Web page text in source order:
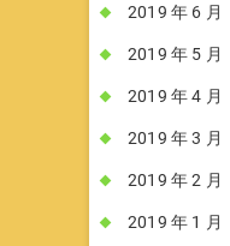
2019 年 6 月
2019 年 5 月
2019 年 4 月
2019 年 3 月
2019 年 2 月
2019 年 1 月